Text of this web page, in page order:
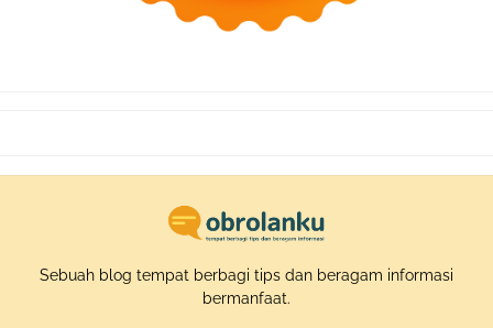
Sebuah blog tempat berbagi tips dan beragam informasi
bermanfaat.